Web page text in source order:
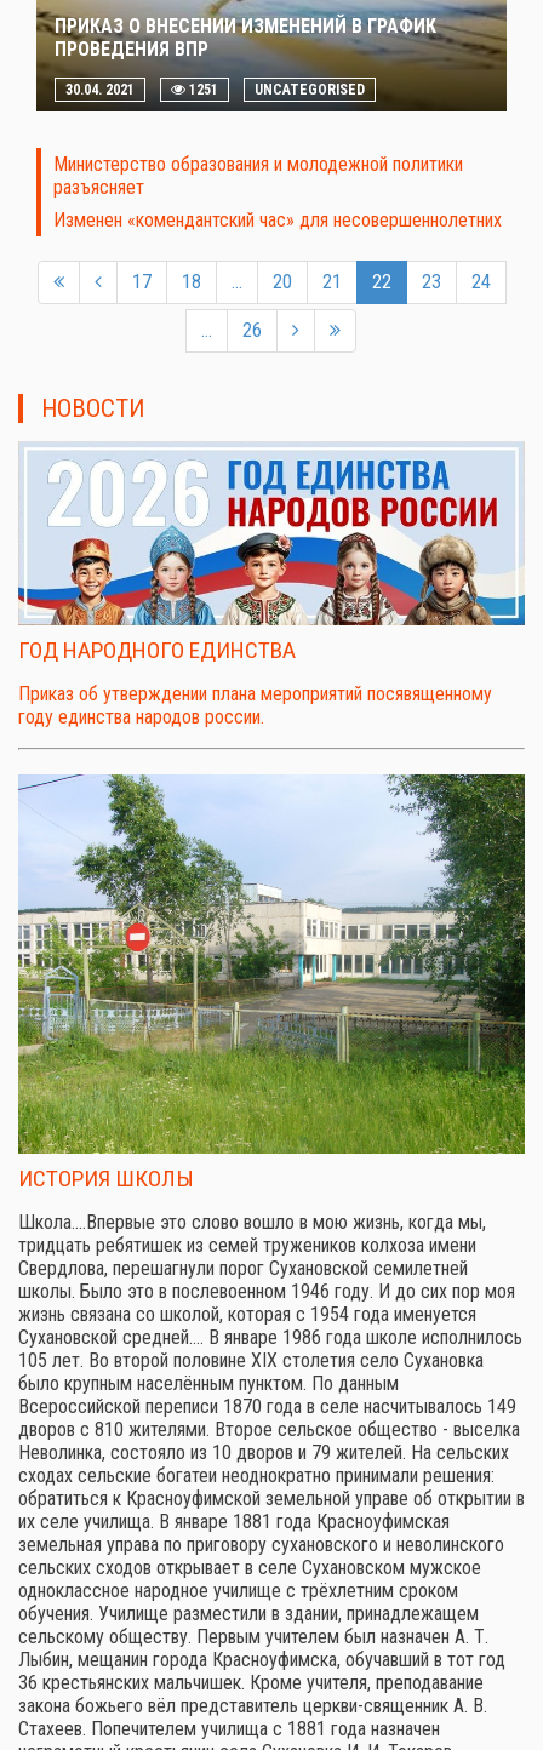
ПРИКАЗ О ВНЕСЕНИИ ИЗМЕНЕНИЙ В ГРАФИК
ПРОВЕДЕНИЯ ВПР
30.04. 2021 1251 UNCATEGORISED
Министерство образования и молодежной политики
разъясняет
Изменен «комендантский час» для несовершеннолетних
17 18 ... 20 21 22 23 24
... 26
НОВОСТИ
ГОД НАРОДНОГО ЕДИНСТВА
Приказ об утверждении плана мероприятий посявященному
году единства народов россии.
ИСТОРИЯ ШКОЛЫ
Школа.…Впервые это слово вошло в мою жизнь, когда мы,
тридцать ребятишек из семей тружеников колхоза имени
Свердлова, перешагнули порог Сухановской семилетней
школы. Было это в послевоенном 1946 году. И до сих пор моя
жизнь связана со школой, которая с 1954 года именуется
Сухановской средней.… В январе 1986 года школе исполнилось
105 лет. Во второй половине XIX столетия село Сухановка
было крупным населённым пунктом. По данным
Всероссийской переписи 1870 года в селе насчитывалось 149
дворов с 810 жителями. Второе сельское общество - выселка
Неволинка, состояло из 10 дворов и 79 жителей. На сельских
сходах сельские богатеи неоднократно принимали решения:
обратиться к Красноуфимской земельной управе об открытии в
их селе училища. В январе 1881 года Красноуфимская
земельная управа по приговору сухановского и неволинского
сельских сходов открывает в селе Сухановском мужское
одноклассное народное училище с трёхлетним сроком
обучения. Училище разместили в здании, принадлежащем
сельскому обществу. Первым учителем был назначен А. Т.
Лыбин, мещанин города Красноуфимска, обучавший в тот год
36 крестьянских мальчишек. Кроме учителя, преподавание
закона божьего вёл представитель церкви-священник А. В.
Стахеев. Попечителем училища с 1881 года назначен